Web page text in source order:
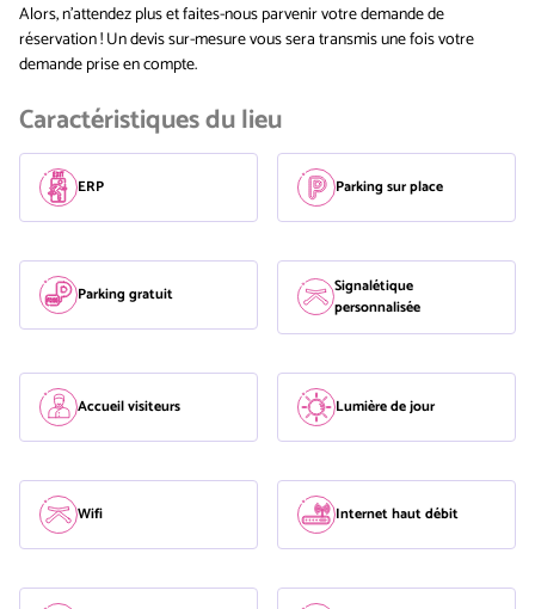
Alors, n'attendez plus et faites-nous parvenir votre demande de
réservation ! Un devis sur-mesure vous sera transmis une fois votre
demande prise en compte.
Caractéristiques du lieu
ERP Parking sur place
Parking gratuit
Signalétique
personnalisée
Accueil visiteurs Lumière de jour
Wifi Internet haut débit